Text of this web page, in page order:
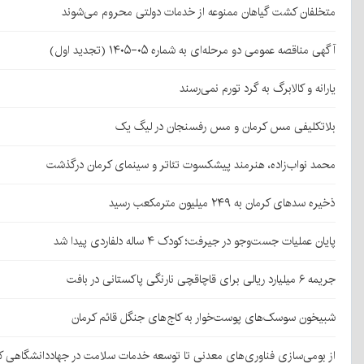
متخلفان کشت گیاهان ممنوعه از خدمات دولتی محروم می‌شوند
آگهی مناقصه عمومی دو مرحله‌ای به شماره ۰۵-۱۴۰۵ (تجدید اول)
یارانه و کالابرگ به گرد تورم نمی‌رسند
بلاتکلیفی مس کرمان و مس رفسنجان در لیگ یک
محمد نواب‌زاده، هنرمند پیشکسوت تئاتر و سینمای کرمان درگذشت
ذخیره سدهای کرمان به ۲۴۹ میلیون مترمکعب رسید
پایان عملیات جست‌وجو در جیرفت؛ کودک ۴ ساله دلفاردی پیدا شد
جریمه ۶ میلیارد ریالی برای قاچاقچی نارنگی پاکستانی در بافت
شبیخون سوسک‌های پوست‌خوار به کاج‌های جنگل قائم کرمان
از بومی‌سازی فناوری‌های معدنی تا توسعه خدمات سلامت در جهاددانشگاهی